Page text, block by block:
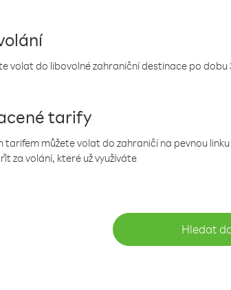
volat do libovolné zahraniční destinace po dobu
tarify
můžete volat do zahraničí na pevnou
za volání, které už využíváte
Hledat